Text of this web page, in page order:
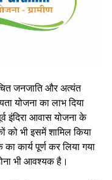
जनजाति और अत्यंत
योजना का लाभ दिया
इंदिरा आवास योजना के
को भी इसमें शामिल किया
कार्य पूर्ण कर लिया गया
भी आवश्यक है।